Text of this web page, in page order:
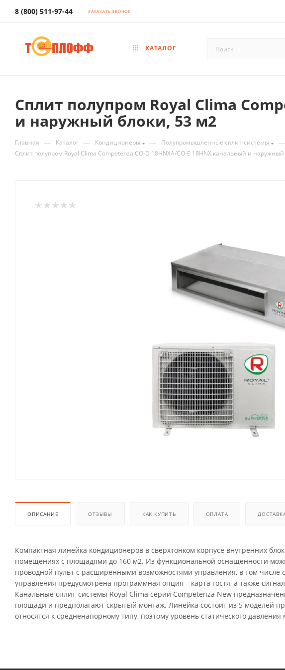
8 (800) 511-97-44 ЗАКАЗАТЬ ЗВОНОК
КАТАЛОГ
Сплит полупром Royal Clima
и наружный блоки, 53 м2
Главная — Каталог — Кондиционеры — Полупромышленные сплит-системы —
Сплит полупром Royal Clima Competenza CO-D 18HNXA/CO-E 18HNX канальный и
ОПИСАНИЕ ОТЗЫВЫ КАК КУПИТЬ ОПЛАТА
Компактная линейка кондиционеров в сверхтонком корпусе внутренних
помещениях с площадями до 160 м2. Из функциональной оснащенности
проводной пульт с расширенными возможностями управления, в том
управления предусмотрена программная опция – карта гостя, а также
Канальные сплит-системы Royal Clima серии Competenza New
площади и предполагают скрытый монтаж. Линейка состоит из 5 моделей
относятся к средненапорному типу, поэтому уровень статического давления